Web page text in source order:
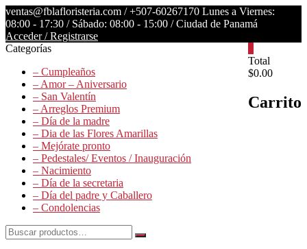
Saltar
contenido
ventas@fblafloristeria.com /+507-60267170 Lunes a Viernes:
08:00 - 17:30 / Sábado: 08:00 - 15:00 / Ciudad de Panamá
Acceder / Registrarse
Floristería
Floristería
Lider
Total
$0.00
Carrito
Categorías
– Cumpleaños
– Amor – Aniversario
– San Valentín
– Arreglos Premium
– Día de la madre
– Dia de las Flores Amarillas
– Mejórate pronto
– Pedestales/ Eventos / Inauguración
– Nacimiento
– Día de la secretaria
– Día del padre y Caballero
– Condolencias
Buscar
por: